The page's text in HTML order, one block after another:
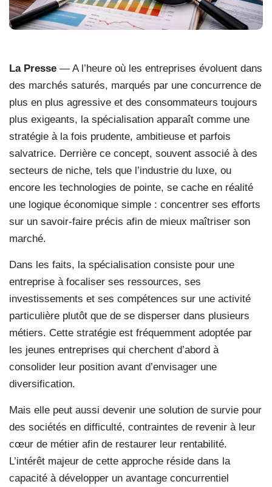
La Presse — A l’heure où les entreprises évoluent dans
des marchés saturés, marqués par une concurrence de
plus en plus agressive et des consommateurs toujours
plus exigeants, la spécialisation apparaît comme une
stratégie à la fois prudente, ambitieuse et parfois
salvatrice. Derrière ce concept, souvent associé à des
secteurs de niche, tels que l’industrie du luxe, ou
encore les technologies de pointe, se cache en réalité
une logique économique simple : concentrer ses efforts
sur un savoir-faire précis afin de mieux maîtriser son
marché.
Dans les faits, la spécialisation consiste pour une
entreprise à focaliser ses ressources, ses
investissements et ses compétences sur une activité
particulière plutôt que de se disperser dans plusieurs
métiers. Cette stratégie est fréquemment adoptée par
les jeunes entreprises qui cherchent d’abord à
consolider leur position avant d’envisager une
diversification.
Mais elle peut aussi devenir une solution de survie pour
des sociétés en difficulté, contraintes de revenir à leur
cœur de métier afin de restaurer leur rentabilité.
L’intérêt majeur de cette approche réside dans la
capacité à développer un avantage concurrentiel